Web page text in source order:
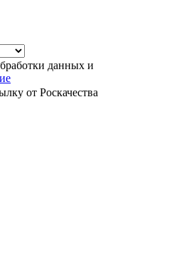
данных и
от Роскачества